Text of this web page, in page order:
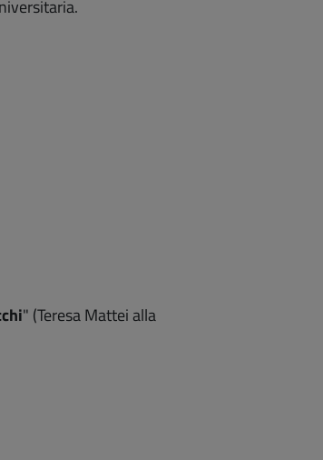
" (Teresa Mattei alla